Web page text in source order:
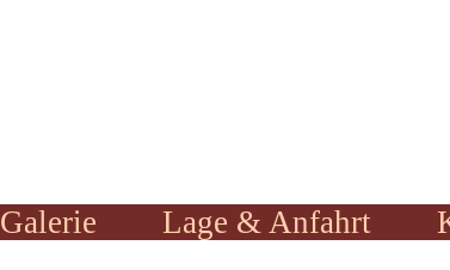
Galerie Lage & Anfahrt